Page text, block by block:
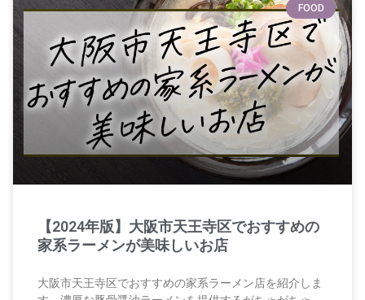
FOOD
【2024年版】大阪市天王寺区でおすすめの
家系ラーメンが美味しいお店
大阪市天王寺区でおすすめの家系ラーメン店を紹介しま